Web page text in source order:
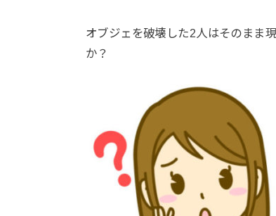
オブジェを破壊した2人はそのまま
か？